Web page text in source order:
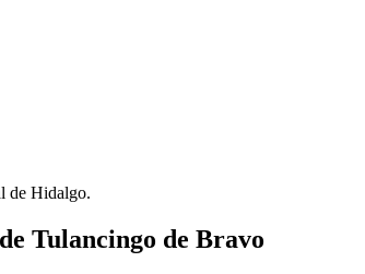
de Hidalgo.
Tulancingo de Bravo